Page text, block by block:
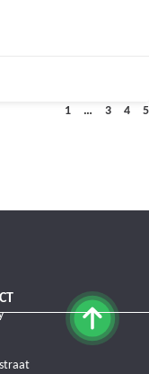
1 … 3 4 5